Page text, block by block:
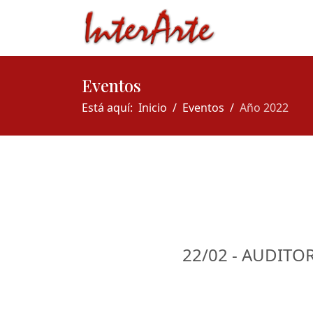
Eventos
Está aquí: Inicio Eventos Año 2022
22/02 -